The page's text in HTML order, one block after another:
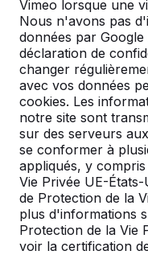
Vimeo lorsque une
Nous n'avons pas
données par
déclaration de
changer
avec vos données
cookies. Les
notre site sont
sur des serveurs
se conformer à
appliqués, y
Vie Privée UE-
de Protection de la
plus d'informations
Protection de la Vie
voir la certification
Livraison et mise
Livré dans un
Comment se fait
Vous cherchez une
cour d’école, un
camping ? Les
conçus pour une
pourquoi vous
pique-nique dans
d’école, les parcs,
dans la nature et les